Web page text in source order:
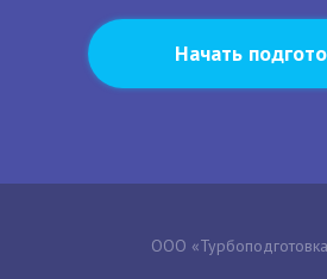
Начать
ООО